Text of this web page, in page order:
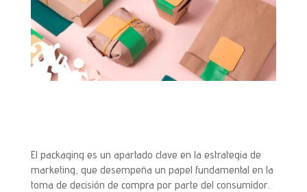
El packaging es un apartado clave en la estrategia de
marketing, que desempeña un papel fundamental en la
toma de decisión de compra por parte del consumidor.